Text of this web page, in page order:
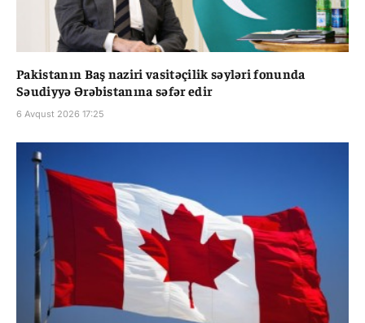
Pakistanın Baş naziri vasitəçilik səyləri fonunda
Səudiyyə Ərəbistanına səfər edir
6 Avqust 2026 17:25